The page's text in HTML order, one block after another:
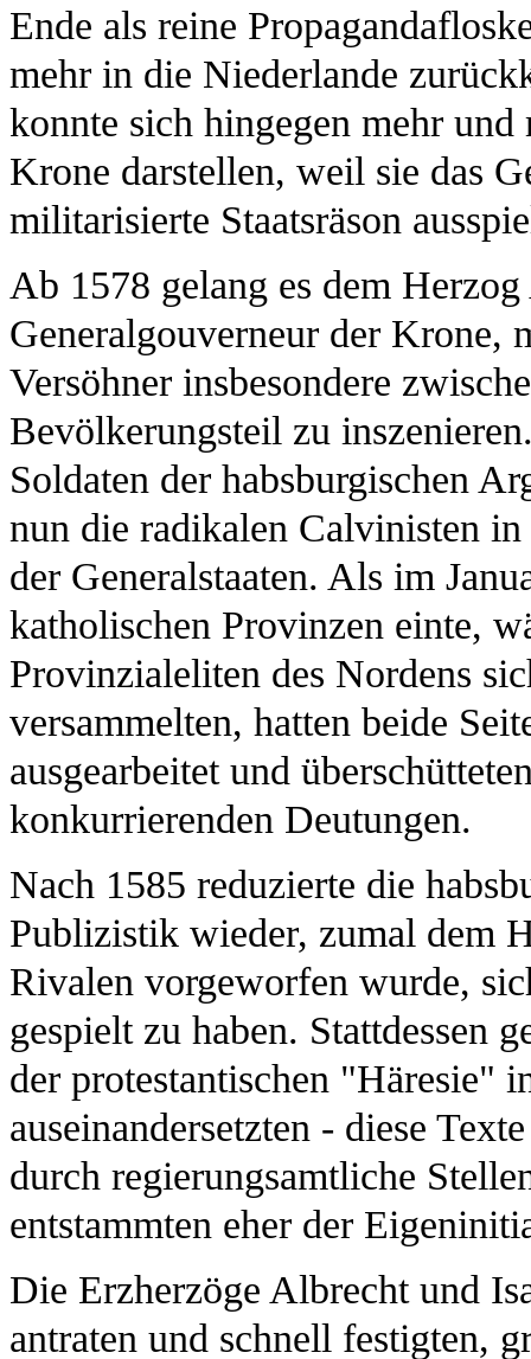
Ende als reine
mehr in die Niederlande
konnte sich hingegen mehr
Krone darstellen, weil sie das
militarisierte Staatsräson
Ab 1578 gelang es dem
Generalgouverneur der Krone,
Versöhner insbesondere
Bevölkerungsteil zu
Soldaten der habsburgischen
nun die radikalen Calvinisten
der Generalstaaten. Als im
katholischen Provinzen einte,
Provinzialeliten des Nordens
versammelten, hatten beide
ausgearbeitet und
konkurrierenden Deutungen.
Nach 1585 reduzierte die
Publizistik wieder, zumal dem
Rivalen vorgeworfen wurde,
gespielt zu haben. Stattdessen
der protestantischen "Häresie"
auseinandersetzten - diese
durch regierungsamtliche
entstammten eher der
Die Erzherzöge Albrecht und
antraten und schnell festigten,